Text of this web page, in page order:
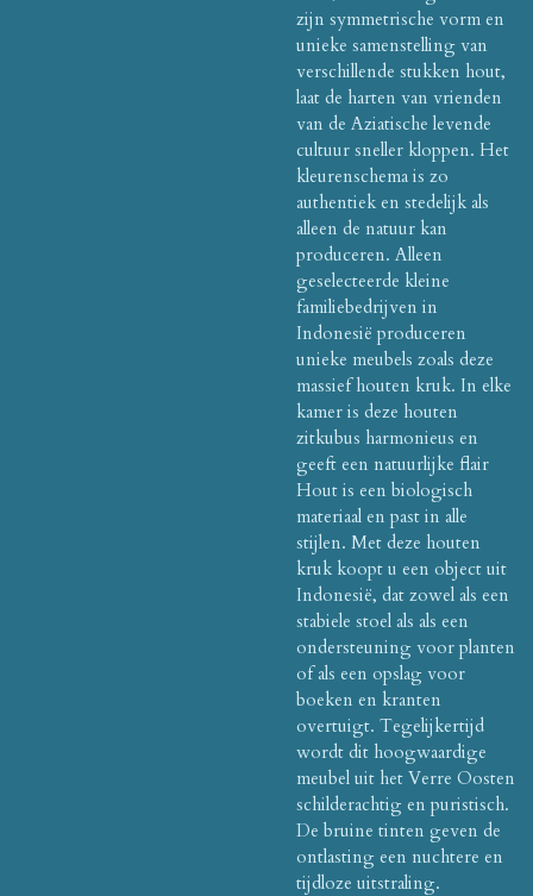
zijn symmetrische vorm en
unieke samenstelling van
verschillende stukken hout,
laat de harten van vrienden
van de Aziatische levende
cultuur sneller kloppen. Het
kleurenschema is zo
authentiek en stedelijk als
alleen de natuur kan
produceren. Alleen
geselecteerde kleine
familiebedrijven in
Indonesië produceren
unieke meubels zoals deze
massief houten kruk. In elke
kamer is deze houten
zitkubus harmonieus en
geeft een natuurlijke flair
Hout is een biologisch
materiaal en past in alle
stijlen. Met deze houten
kruk koopt u een object uit
Indonesië, dat zowel als een
stabiele stoel als als een
ondersteuning voor planten
of als een opslag voor
boeken en kranten
overtuigt. Tegelijkertijd
wordt dit hoogwaardige
meubel uit het Verre Oosten
schilderachtig en puristisch.
De bruine tinten geven de
ontlasting een nuchtere en
tijdloze uitstraling.